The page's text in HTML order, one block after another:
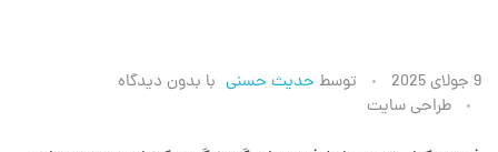
خ
9 جولای 2025 توسط حدیث حسنی با بدون دیدگاه
طراحی سایت